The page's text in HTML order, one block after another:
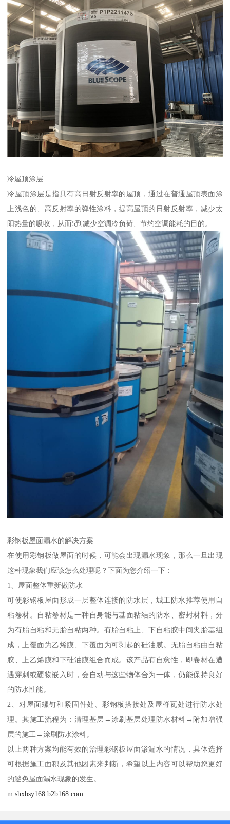
冷屋顶涂层
冷屋顶涂层是指具有高日射反射率的屋顶，通过在普通屋顶表面涂
上浅色的、高反射率的弹性涂料，提高屋顶的日射反射率，减少太
阳热量的吸收，从而5到减少空调冷负荷、节约空调能耗的目的。
彩钢板屋面漏水的解决方案
在使用彩钢板做屋面的时候，可能会出现漏水现象，那么一旦出现
这种现象我们应该怎么处理呢？下面为您介绍一下：
1、屋面整体重新做防水
可使彩钢板屋面形成一层整体连接的防水层，城工防水推荐使用自
粘卷材。自粘卷材是一种自身能与基面粘结的防水、密封材料，分
为有胎自粘和无胎自粘两种。有胎自粘上、下自粘胶中间夹胎基组
成，上覆面为乙烯膜、下覆面为可剥起的硅油膜。无胎自粘由自粘
胶、上乙烯膜和下硅油膜组合而成。该产品有自愈性，即卷材在遭
遇穿刺或硬物嵌入时，会自动与这些物体合为一体，仍能保持良好
的防水性能。
2、对屋面螺钉和紧固件处、彩钢板搭接处及屋脊瓦处进行防水处
理。其施工流程为：清理基层→涂刷基层处理防水材料→附加增强
层的施工→涂刷防水涂料。
以上两种方案均能有效的治理彩钢板屋面渗漏水的情况，具体选择
可根据施工面积及其他因素来判断，希望以上内容可以帮助您更好
的避免屋面漏水现象的发生。
m.shxbsy168.b2b168.com